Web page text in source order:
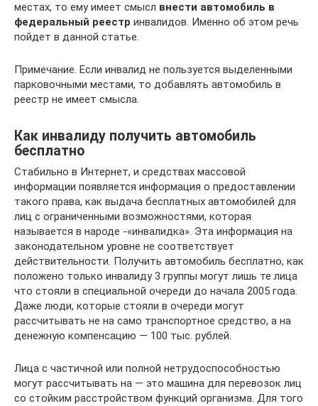
местах, то ему имеет смысл внести автомобиль в
федеральный реестр инвалидов. Именно об этом речь
пойдет в данной статье.
Примечание. Если инвалид не пользуется выделенными
парковочными местами, то добавлять автомобиль в
реестр не имеет смысла.
Как инвалиду получить автомобиль
бесплатно
Стабильно в Интернет, и средствах массовой
информации появляется информация о предоставлении
такого права, как выдача бесплатных автомобилей для
лиц с ограниченными возможностями, которая
называется в народе -«инвалидка». Эта информация на
законодательном уровне не соответствует
действительности. Получить автомобиль бесплатно, как
положено только инвалиду 3 группы могут лишь те лица
что стояли в специальной очереди до начала 2005 года.
Даже люди, которые стояли в очереди могут
рассчитывать не на само транспортное средство, а на
денежную компенсацию — 100 тыс. рублей.
Лица с частичной или полной нетрудоспособностью
могут рассчитывать на — это машина для перевозок лиц
со стойким расстройством функций организма. Для того